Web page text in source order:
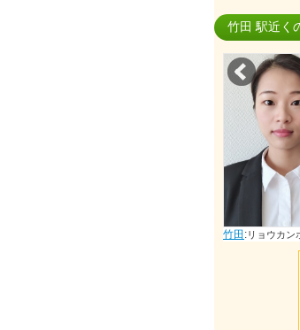
竹田 駅近く
リョウカンホウ先生
Prev